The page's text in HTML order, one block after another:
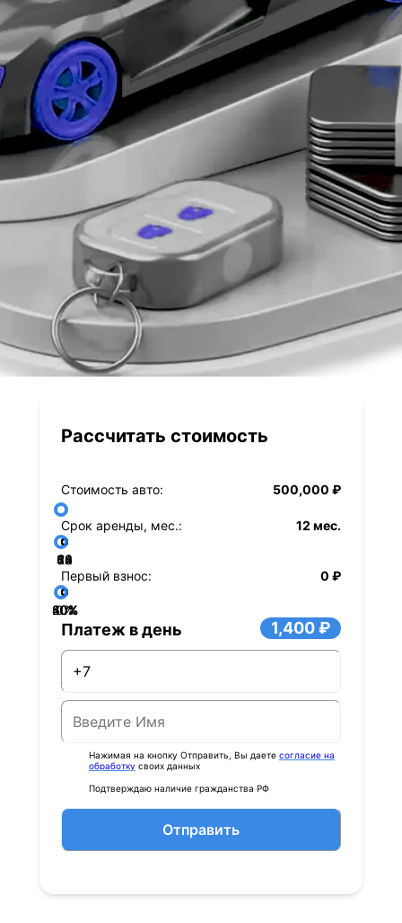
Рассчитать стоимость
Стоимость авто: 500,000 ₽
Срок аренды, мес.: 12 мес.
12
24
36
48
60
72
84
Первый взнос:
0 ₽
0%
20%
40%
60%
80%
Платеж в день 1,400 ₽
Нажимая на кнопку Отправить, Вы даете согласие на
обработку своих данных
Подтверждаю наличие гражданства РФ
Отправить